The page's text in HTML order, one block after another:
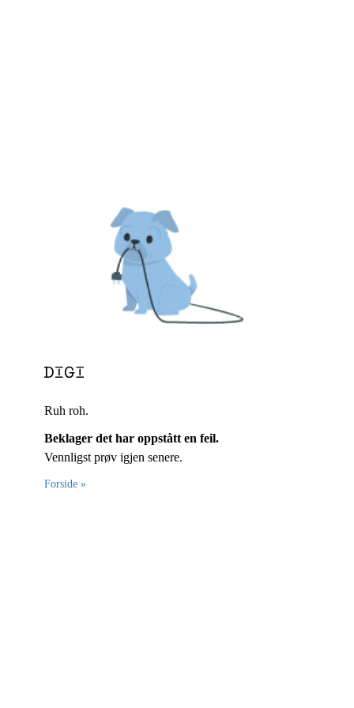
Ruh roh.
Beklager det har oppstått en feil.
Vennligst prøv igjen senere.
Forside »